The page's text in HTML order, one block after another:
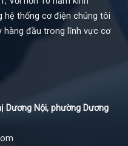
hệ thống cơ điện chúng tôi
đầu trong lĩnh vực cơ
Dương Nội, phường Dương